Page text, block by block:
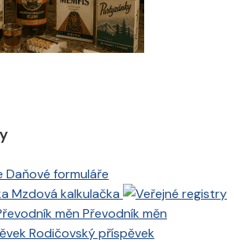
Daňové formuláře
Mzdová kalkulačka
Převodník měn
Rodičovský příspěvek